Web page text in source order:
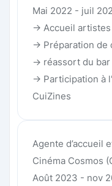
Mai 2022 - juil
-> Accueil artistes
-> Préparation de
-> réassort du bar
-> Participation à
CuiZines
Agente d’accueil
Cinéma Cosmos
Août 2023 - nov